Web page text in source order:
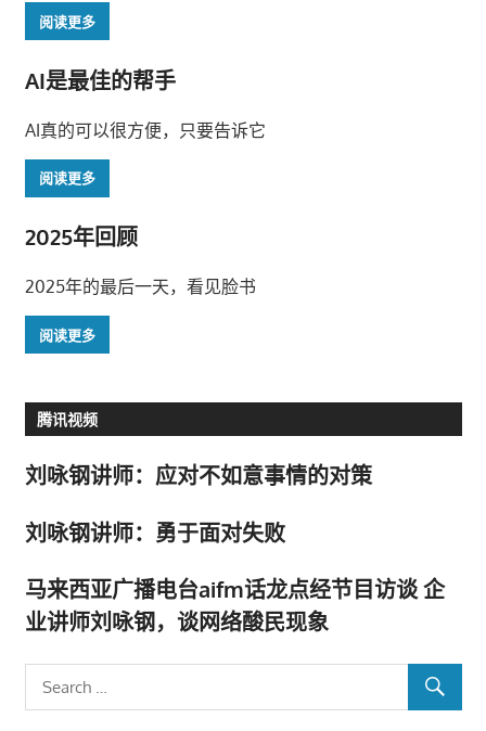
阅读更多
AI是最佳的帮手
AI真的可以很方便，只要告诉它
阅读更多
2025年回顾
2025年的最后一天，看见脸书
阅读更多
腾讯视频
刘咏钢讲师：应对不如意事情的对策
刘咏钢讲师：勇于面对失败
马来西亚广播电台aifm话龙点经节目访谈 企
业讲师刘咏钢，谈网络酸民现象